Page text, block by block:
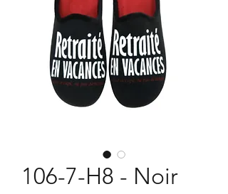
106-7-H8 - Noir